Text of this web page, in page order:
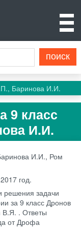
Баринова И.И.
9 класс
И.И.
И.И., Ром
2017 год.
решения задачи
за 9 класс Дронов
. Ответы
от Дрофа